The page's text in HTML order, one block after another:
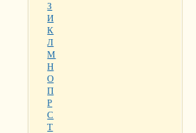
З
И
К
Л
М
Н
О
П
Р
С
Т